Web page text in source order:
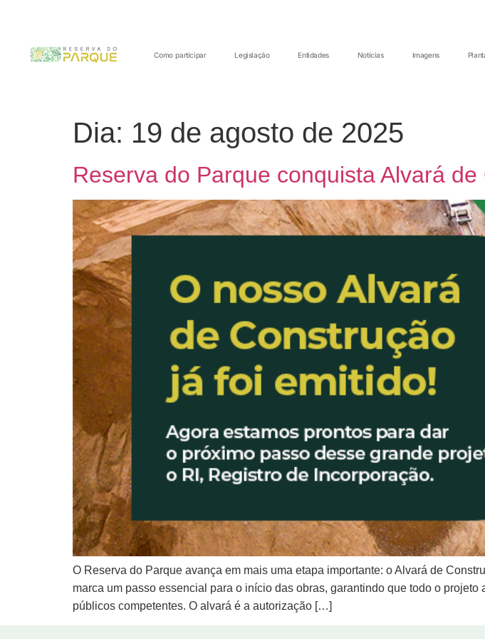
Como participar Legislação Entidades Notícias Imagens
Dia: 19 de agosto de 2025
Reserva do Parque conquista Alvará de
O Reserva do Parque avança em mais uma etapa importante: o Alvará de
marca um passo essencial para o início das obras, garantindo que todo o
públicos competentes. O alvará é a autorização […]